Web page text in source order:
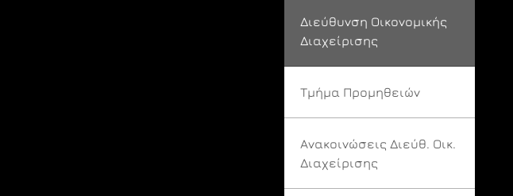
Διεύθυνση Οικονομικής
Διαχείρισης
Τμήμα Προμηθειών
Ανακοινώσεις Διεύθ. Οικ.
Διαχείρισης